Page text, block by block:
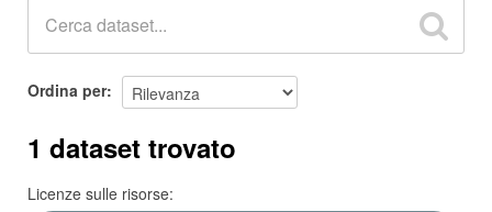
Ordina per
1 dataset trovato
Licenze sulle risorse: